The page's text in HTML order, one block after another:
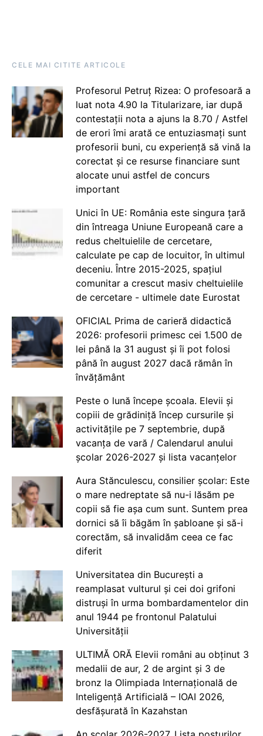
CELE MAI CITITE ARTICOLE
Profesorul Petruț Rizea: O profesoară a
luat nota 4.90 la Titularizare, iar după
contestații nota a ajuns la 8.70 / Astfel
de erori îmi arată ce entuziasmați sunt
profesorii buni, cu experiență să vină la
corectat și ce resurse financiare sunt
alocate unui astfel de concurs
important
Unici în UE: România este singura țară
din întreaga Uniune Europeană care a
redus cheltuielile de cercetare,
calculate pe cap de locuitor, în ultimul
deceniu. Între 2015-2025, spațiul
comunitar a crescut masiv cheltuielile
de cercetare - ultimele date Eurostat
OFICIAL Prima de carieră didactică
2026: profesorii primesc cei 1.500 de
lei până la 31 august și îi pot folosi
până în august 2027 dacă rămân în
învățământ
Peste o lună începe școala. Elevii și
copiii de grădiniță încep cursurile și
activitățile pe 7 septembrie, după
vacanța de vară / Calendarul anului
școlar 2026-2027 și lista vacanțelor
Aura Stănculescu, consilier școlar: Este
o mare nedreptate să nu-i lăsăm pe
copii să fie așa cum sunt. Suntem prea
dornici să îi băgăm în șabloane și să-i
corectăm, să invalidăm ceea ce fac
diferit
Universitatea din București a
reamplasat vulturul și cei doi grifoni
distruși în urma bombardamentelor din
anul 1944 pe frontonul Palatului
Universității
ULTIMĂ ORĂ Elevii români au obținut 3
medalii de aur, 2 de argint și 3 de
bronz la Olimpiada Internațională de
Inteligență Artificială – IOAI 2026,
desfășurată în Kazahstan